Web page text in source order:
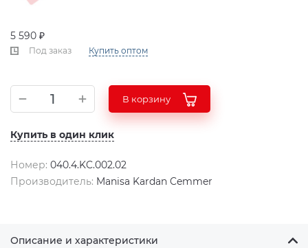
5 590 ₽
Под заказ Купить оптом
В корзину
Купить в один клик
Номер: 040.4.KC.002.02
Производитель: Manisa Kardan Cemmer
Описание и характеристики